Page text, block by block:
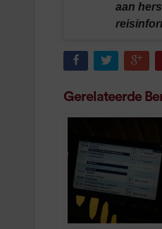
aan
Gerelateerde